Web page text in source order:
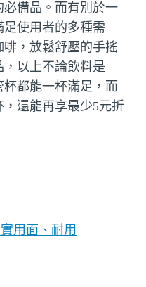
備品。而有別於一
使用者的多種需
，放鬆舒壓的手搖
以上不論飲料是
都能一杯滿足，而
還能再享最少5元折
用面、耐用